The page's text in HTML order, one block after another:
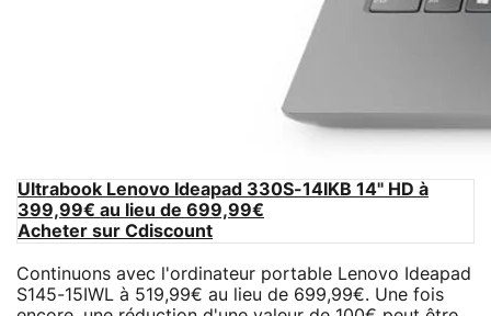
Ultrabook Lenovo Ideapad 330S-14IKB 14" HD à
399,99€ au lieu de 699,99€
Acheter sur Cdiscount
Continuons avec l'ordinateur portable Lenovo Ideapad
S145-15IWL à 519,99€ au lieu de 699,99€. Une fois